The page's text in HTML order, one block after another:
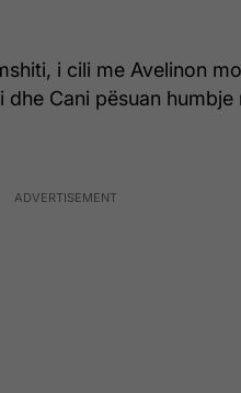
i cili me Avelinon
Cani pësuan humbje